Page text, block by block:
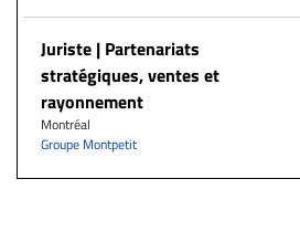
Juriste | Partenariats
stratégiques, ventes et
rayonnement
Montréal
Groupe Montpetit